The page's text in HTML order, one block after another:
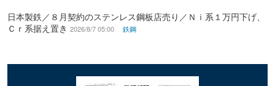
日本製鉄／８月契約のステンレス鋼板店売り／Ｎｉ系１万円下げ、
Ｃｒ系据え置き 2026/8/7 05:00 鉄鋼